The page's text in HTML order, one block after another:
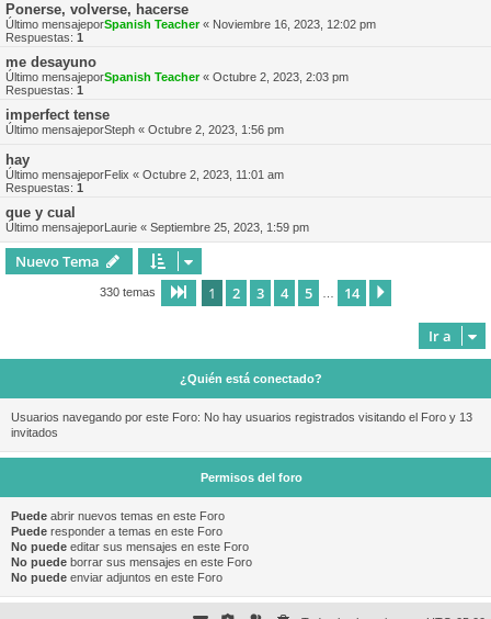
Ponerse, volverse, hacerse
Último mensajeporSpanish Teacher« Noviembre 16, 2023, 12:02 pm
Respuestas: 1
me desayuno
Último mensajeporSpanish Teacher« Octubre 2, 2023, 2:03 pm
Respuestas: 1
imperfect tense
Último mensajeporSteph « Octubre 2, 2023, 1:56 pm
hay
Último mensajeporFelix « Octubre 2, 2023, 11:01 am
Respuestas: 1
que y cual
Último mensajeporLaurie « Septiembre 25, 2023, 1:59 pm
Nuevo Tema
330 temas Página de 14
1 2 3 4 5 14
Ir a
¿Quién está conectado?
Usuarios navegando por este Foro: No hay usuarios registrados visitando el Foro y 13
invitados
Permisos del foro
Puede abrir nuevos temas en este Foro
Puede responder a temas en este Foro
No puede editar sus mensajes en este Foro
No puede borrar sus mensajes en este Foro
No puede enviar adjuntos en este Foro